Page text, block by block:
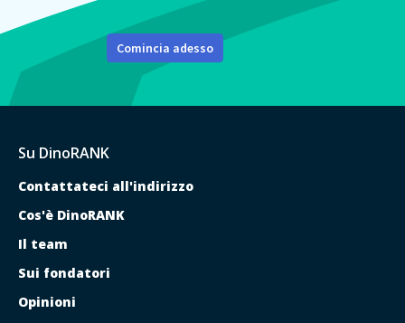
Comincia adesso
Su DinoRANK
Contattateci all'indirizzo
Cos'è DinoRANK
Il team
Sui fondatori
Opinioni